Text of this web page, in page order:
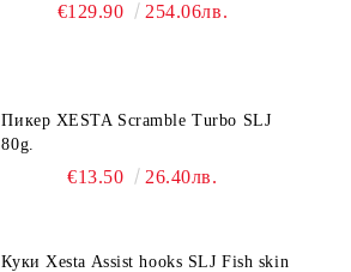
€129.90 254.06лв.
Пикер XESTA Scramble Turbo SLJ
80g.
€13.50 26.40лв.
Куки Xesta Assist hooks SLJ Fish skin